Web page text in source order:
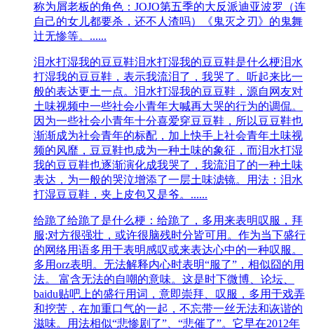
称为屑老板的角色：JOJO第五季的大反派迪亚波罗（连
自己的女儿都要杀，还不人渣吗）《鬼灭之刃》的鬼舞
辻无惨等。......
泪水打湿我的豆豆鞋泪水打湿我的豆豆鞋是什么梗泪水
打湿我的豆豆鞋，表示我流泪了，我哭了。听起来比一
般的表达更土一点。泪水打湿我的豆豆鞋，源自网友对
土味视频中一些社会小青年大喊再大哭的行为的调侃。
因为一些社会小青年十分喜爱穿豆豆鞋，所以豆豆鞋也
渐渐成为社会青年的标配，加上快手上社会青年土味视
频的风靡，豆豆鞋也成为一种土味的象征，而泪水打湿
我的豆豆鞋也逐渐演化成我哭了，我流泪了的一种土味
表达，为一般的哭泣增添了一层土味滤镜。用法：泪水
打湿豆豆鞋，夹上皮包又是爷。......
给跪了给跪了是什么梗：给跪了，多用来表明叹服，拜
服;对方很强壮，或许很脑残时分皆可用。作为当下盛行
的网络用语多用于表明感叹或来表达心中的一种叹服。
多用orz表明。无法解释内心时表明“服了”，相似囧的用
法。 富含无法的自嘲的意味。这是时下微博、论坛、
baidu贴吧上的盛行用词，意即崇拜、叹服，多用于戏弄
和挖苦，在加重口气的一起，不忘带一丝无法和诙谐的
滋味。用法相似“悲惨剧了”、“悲催了”。它早在2012年